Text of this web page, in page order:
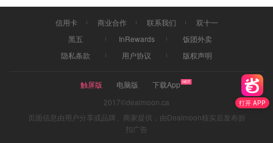
打开 APP
信用卡 商业合作 联系我们
双十一
黑五
InRewards
饭团外卖
隐私条款
用户协议 版权声明
触屏版 电脑版
下载App
2017©dealmoon.ca
页面信息由用户分享或品牌、商家提供，由Dealmoon核实后发布折
扣广告